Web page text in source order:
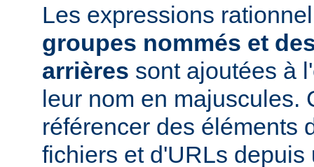
Les expressions
groupes nommés et
arrières sont ajoutées à
leur nom en majuscules.
référencer des éléments
fichiers et d'URLs